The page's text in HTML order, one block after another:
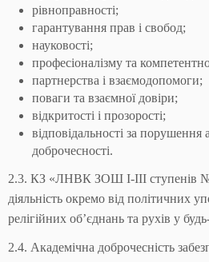
рівноправності;
гарантування прав і свобод;
науковості;
професіоналізму та
партнерства і взаємодопомоги;
поваги та взаємної довіри;
відкритості і прозорості;
відповідальності за порушення
доброчесності.
2.3. КЗ «ЛНВК ЗОШ І-ІІІ ступенів
діяльність окремо від політичних
релігійних об’єднань та рухів у
2.4. Академічна доброчесність